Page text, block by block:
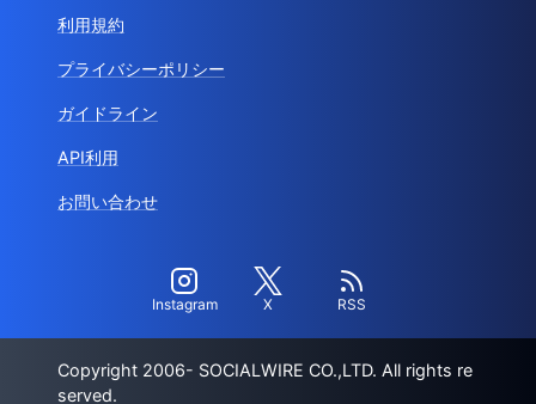
利用規約
プライバシーポリシー
ガイドライン
API利用
お問い合わせ
Instagram X RSS
Copyright 2006- SOCIALWIRE CO.,LTD. All rights re
served.